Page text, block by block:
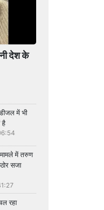
देश के
में भी
है
मामले में तरुण
सजा
रहा